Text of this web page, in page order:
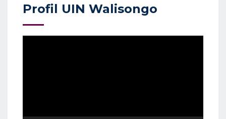
Profil UIN Walisongo